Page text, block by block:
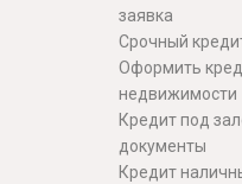
заявка
Срочный
Оформить
недвижимости
Кредит под
документы
Кредит